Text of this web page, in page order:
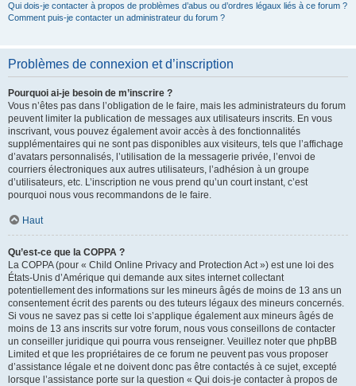
Qui dois-je contacter à propos de problèmes d’abus ou d’ordres légaux liés à ce forum ?
Comment puis-je contacter un administrateur du forum ?
Problèmes de connexion et d’inscription
Pourquoi ai-je besoin de m’inscrire ?
Vous n’êtes pas dans l’obligation de le faire, mais les administrateurs du forum
peuvent limiter la publication de messages aux utilisateurs inscrits. En vous
inscrivant, vous pouvez également avoir accès à des fonctionnalités
supplémentaires qui ne sont pas disponibles aux visiteurs, tels que l’affichage
d’avatars personnalisés, l’utilisation de la messagerie privée, l’envoi de
courriers électroniques aux autres utilisateurs, l’adhésion à un groupe
d’utilisateurs, etc. L’inscription ne vous prend qu’un court instant, c’est
pourquoi nous vous recommandons de le faire.
Haut
Qu’est-ce que la COPPA ?
La COPPA (pour « Child Online Privacy and Protection Act ») est une loi des
États-Unis d’Amérique qui demande aux sites internet collectant
potentiellement des informations sur les mineurs âgés de moins de 13 ans un
consentement écrit des parents ou des tuteurs légaux des mineurs concernés.
Si vous ne savez pas si cette loi s’applique également aux mineurs âgés de
moins de 13 ans inscrits sur votre forum, nous vous conseillons de contacter
un conseiller juridique qui pourra vous renseigner. Veuillez noter que phpBB
Limited et que les propriétaires de ce forum ne peuvent pas vous proposer
d’assistance légale et ne doivent donc pas être contactés à ce sujet, excepté
lorsque l’assistance porte sur la question « Qui dois-je contacter à propos de